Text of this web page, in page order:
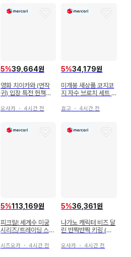
5%39,664원
영화 치이카와 (먼작
귀) 입장 특전 헌책방
오사카・ 4시간 전
5%34,179원
미개봉 새상품 코지코
지 자수 브로치 세트 F
효고 ・ 4시간 전
5%113,169원
피크릴! 세계수 미궁
시리즈/트레이딩 스트
시즈오카・ 4시간 전
5%36,361원
나가노 캐릭터 비즈 달
린 반짝반짝 키링 (일
곰)
오사카 ・ 4시간 전